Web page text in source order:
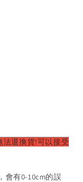
法退換貨!可以接受
有0-10cm的誤